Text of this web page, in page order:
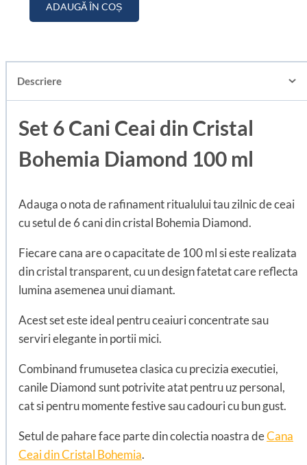
ADAUGĂ ÎN COȘ
Descriere
Set 6 Cani Ceai din Cristal
Bohemia Diamond 100 ml
Adauga o nota de rafinament ritualului tau zilnic de ceai
cu setul de 6 cani din cristal Bohemia Diamond.
Fiecare cana are o capacitate de 100 ml si este realizata
din cristal transparent, cu un design fatetat care reflecta
lumina asemenea unui diamant.
Acest set este ideal pentru ceaiuri concentrate sau
serviri elegante in portii mici.
Combinand frumusetea clasica cu precizia executiei,
canile Diamond sunt potrivite atat pentru uz personal,
cat si pentru momente festive sau cadouri cu bun gust.
Setul de pahare face parte din colectia noastra deCana
Ceai din Cristal Bohemia.